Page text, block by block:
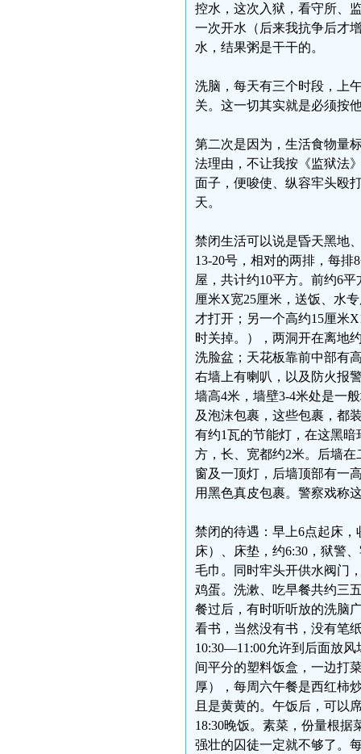
控水，这次入狱，看守所、
一次开水（后来我抗争后才
水，结果粥是干干的。
洗脑，每天有三个时段，上
关。这一切其实就是必须按
第二次是因为，生活食物量
法理由，不让我按《监狱法
面子，便唆使、纵容牢头殴
天。
禁闭生活可以说是昏天黑地
13-20号，相对的两排，每
屋，共计约10平方。前约6
厘米X宽25厘米，送饭、水
才打开；另一个高约15厘米
时关掉。），两洞开在离地
洗脸盆；天花板靠前中部有
右墙上有喇叭，以及防火报
墙高4米，墙壁3-4米处是一
及泡沫包裹，这些包裹，都
有约1瓦的节能灯，在这黑
方，长、宽都约2米。后墙
窗及一顶灯，后墙顶部有一
用黑色真皮包裹。警察戏称
禁闭的待遇：早上6点起床
床）、床垫，约6:30，狱警
毛巾。同时牢头开供水阀门
鸡蛋。洗漱、吃早餐共约三
餐过后，有时听听放的洗脑
看书，当然没有书，没有笔
10:30—11:00允许到后面放风
间平分的塑料饭盒，一边打
厚），每周六午餐是西红柿
且是黄黄的。午饭后，可以
18:30晚饭。素菜，份量根
强壮的囚徒一定就不够了。